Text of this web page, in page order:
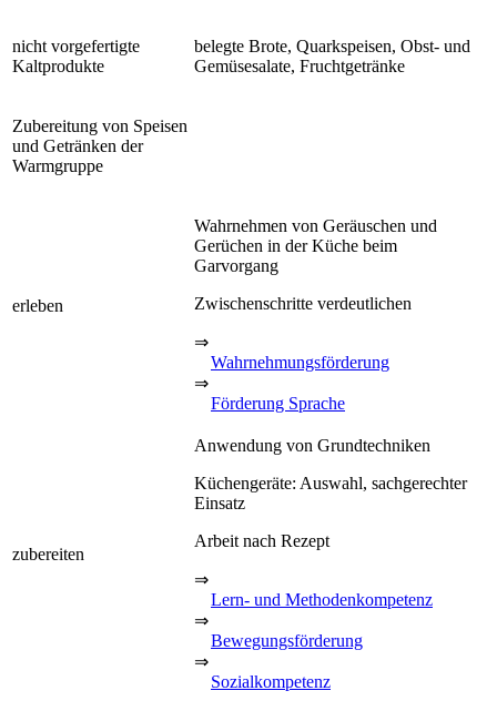
nicht vorgefertigte
Kaltprodukte
belegte Brote, Quarkspeisen, Obst- und
Gemüsesalate, Fruchtgetränke
Zubereitung von Speisen
und Getränken der
Warmgruppe
erleben
Wahrnehmen von Geräuschen und
Gerüchen in der Küche beim
Garvorgang
Zwischenschritte verdeutlichen
⇒
Wahrnehmungsförderung
⇒
Förderung Sprache
zubereiten
Anwendung von Grundtechniken
Küchengeräte: Auswahl, sachgerechter
Einsatz
Arbeit nach Rezept
⇒
Lern- und Methodenkompetenz
⇒
Bewegungsförderung
⇒
Sozialkompetenz